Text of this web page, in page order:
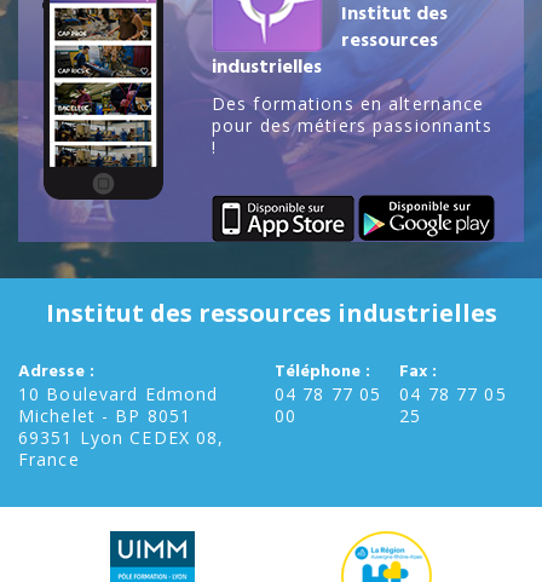
Institut des
ressources
industrielles
Des formations en alternance
pour des métiers passionnants
!
Institut des ressources industrielles
Adresse :
10 Boulevard Edmond
Michelet - BP 8051
69351 Lyon CEDEX 08,
France
Téléphone :
04 78 77 05
00
Fax :
04 78 77 05
25